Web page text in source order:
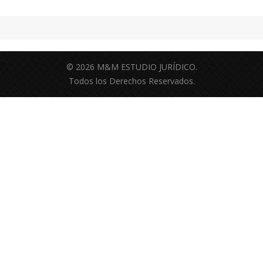
© 2026 M&M ESTUDIO JURÍDICO.
Todos los Derechos Reservados.